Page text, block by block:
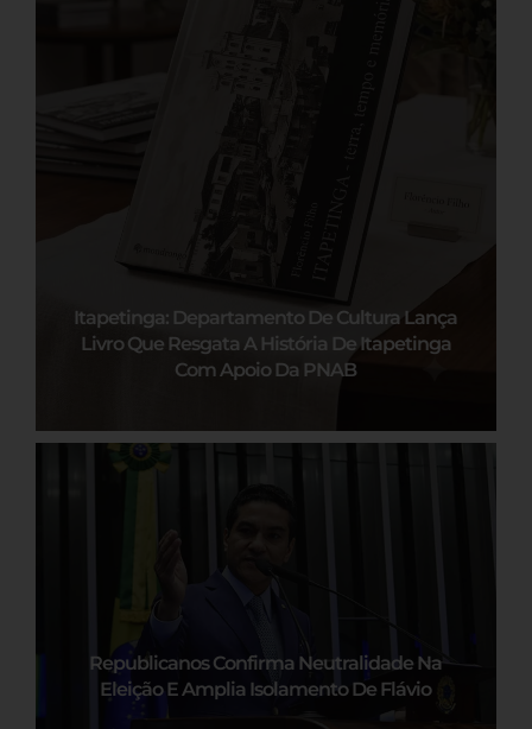
Itapetinga: Departamento De Cultura Lança
Livro Que Resgata A História De Itapetinga
Com Apoio Da PNAB
Republicanos Confirma Neutralidade Na
Eleição E Amplia Isolamento De Flávio